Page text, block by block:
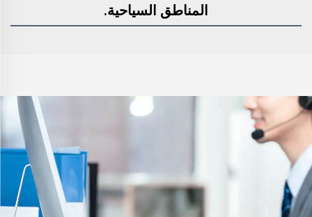
المناطق السياحية.